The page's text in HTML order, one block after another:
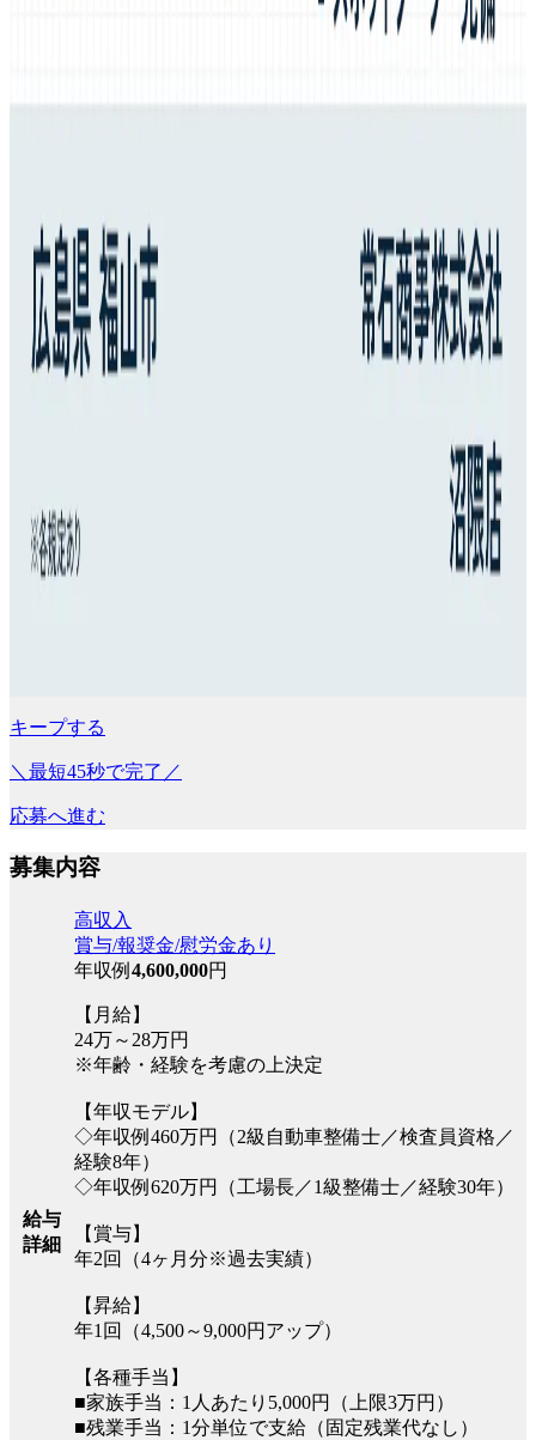
キープする
＼最短45秒で完了／
応募へ進む
募集内容
給与
詳細
高収入
賞与/報奨金/慰労金あり
年収例 4,600,000円
【月給】
24万～28万円
※年齢・経験を考慮の上決定
【年収モデル】
◇年収例460万円（2級自動車整備士／検査員資格／
経験8年）
◇年収例620万円（工場長／1級整備士／経験30年）
【賞与】
年2回（4ヶ月分※過去実績）
【昇給】
年1回（4,500～9,000円アップ）
【各種手当】
■家族手当：1人あたり5,000円（上限3万円）
■残業手当：1分単位で支給（固定残業代なし）